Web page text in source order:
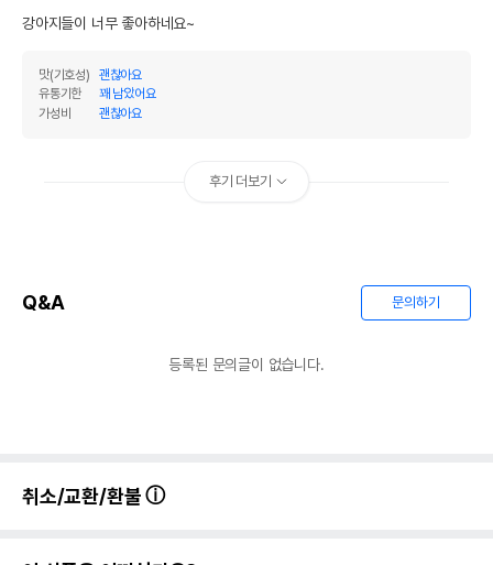
강아지들이 너무 좋아하네요~
맛(기호성)
괜찮아요
유통기한
꽤 남았어요
가성비
괜찮아요
후기 더보기
Q&A 문의하기
등록된 문의글이 없습니다.
취소/교환/환불